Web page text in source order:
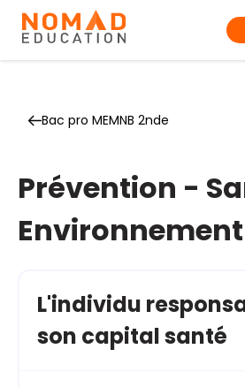
Bac pro MEMNB 2nde
Prévention -
Environnement
L'individu
son capital santé